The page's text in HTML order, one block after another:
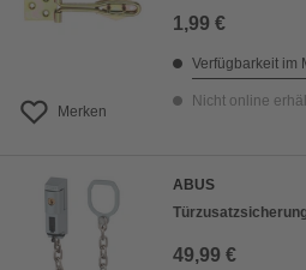
Merken
1,99 €
Verfügbarkeit im
Nicht online
ABUS
49,99 €